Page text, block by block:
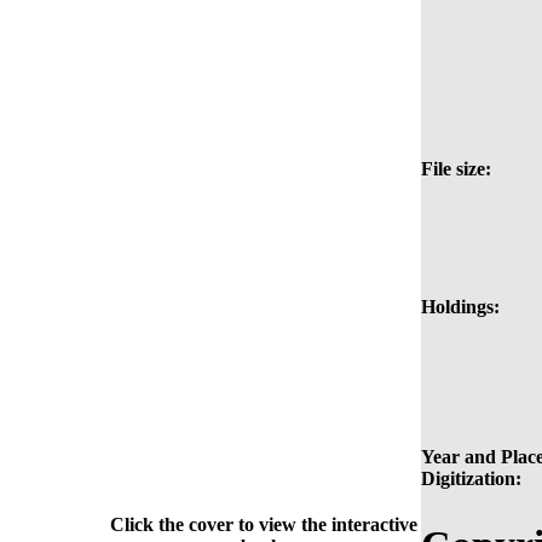
File size:
Holdings:
Year and
Digitization:
Click the cover to view the interactive